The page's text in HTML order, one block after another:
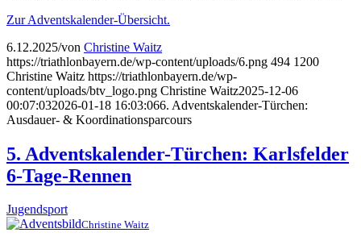
Zur Adventskalender-Übersicht.
6.12.2025/von Christine Waitz
https://triathlonbayern.de/wp-content/uploads/6.png 494 1200
Christine Waitz https://triathlonbayern.de/wp-
content/uploads/btv_logo.png Christine Waitz2025-12-06
00:07:032026-01-18 16:03:066. Adventskalender-Türchen:
Ausdauer- & Koordinationsparcours
5. Adventskalender-Türchen: Karlsfelder
6-Tage-Rennen
Jugendsport
Christine Waitz